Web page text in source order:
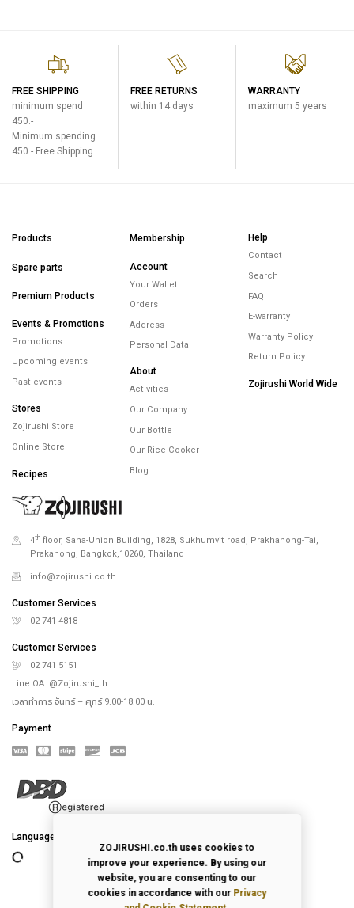
FREE SHIPPING
minimum spend
450.-
Minimum spending
450.- Free Shipping
FREE RETURNS
within 14 days
WARRANTY
maximum 5 years
Products
Spare parts
Premium Products
Events & Promotions
Promotions
Upcoming events
Past events
Stores
Zojirushi Store
Online Store
Recipes
Membership
Account
Your Wallet
Orders
Address
Personal Data
About
Activities
Our Company
Our Bottle
Our Rice Cooker
Blog
Help
Contact
Search
FAQ
E-warranty
Warranty Policy
Return Policy
Zojirushi World Wide
4th floor, Saha-Union Building, 1828, Sukhumvit road, Prakhanong-Tai,
Prakanong, Bangkok,10260, Thailand
info@zojirushi.co.th
Customer Services
02 741 4818
Customer Services
02 741 5151
Line OA. @Zojirushi_th
เวลาทำการ จันทร์ – ศุกร์ 9.00-18.00 น.
Payment
Language
ZOJIRUSHI.co.th uses cookies to
improve your experience. By using our
website, you are consenting to our
cookies in accordance with our Privacy